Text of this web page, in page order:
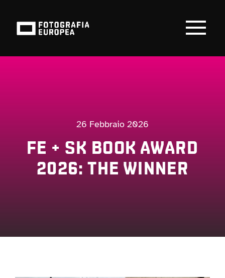
contenuto
26 Febbraio 2026
FE + SK BOOK AWARD
2026: THE WINNER